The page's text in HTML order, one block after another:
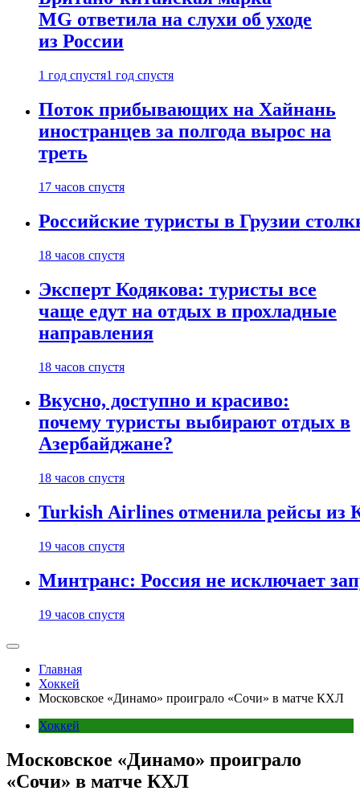
MG ответила на слухи об уходе
из России
1 год спустя1 год спустя
Поток прибывающих на Хайнань
иностранцев за полгода вырос на
треть
17 часов спустя
Российские туристы в Грузии
18 часов спустя
Эксперт Кодякова: туристы все
чаще едут на отдых в прохладные
направления
18 часов спустя
Вкусно, доступно и красиво:
почему туристы выбирают отдых в
Азербайджане?
18 часов спустя
Turkish Airlines отменила рейсы из
19 часов спустя
Минтранс: Россия не исключает
19 часов спустя
Главная
Хоккей
Московское «Динамо» проиграло «Сочи» в матче КХЛ
Хоккей
Московское «Динамо» проиграло
«Сочи» в матче КХЛ